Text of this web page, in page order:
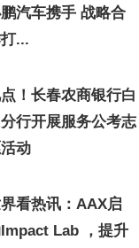
汽车携手 战略合
...
！长春农商银行白
行开展服务公考志
动
看热讯：AAX启
Lab ，提升